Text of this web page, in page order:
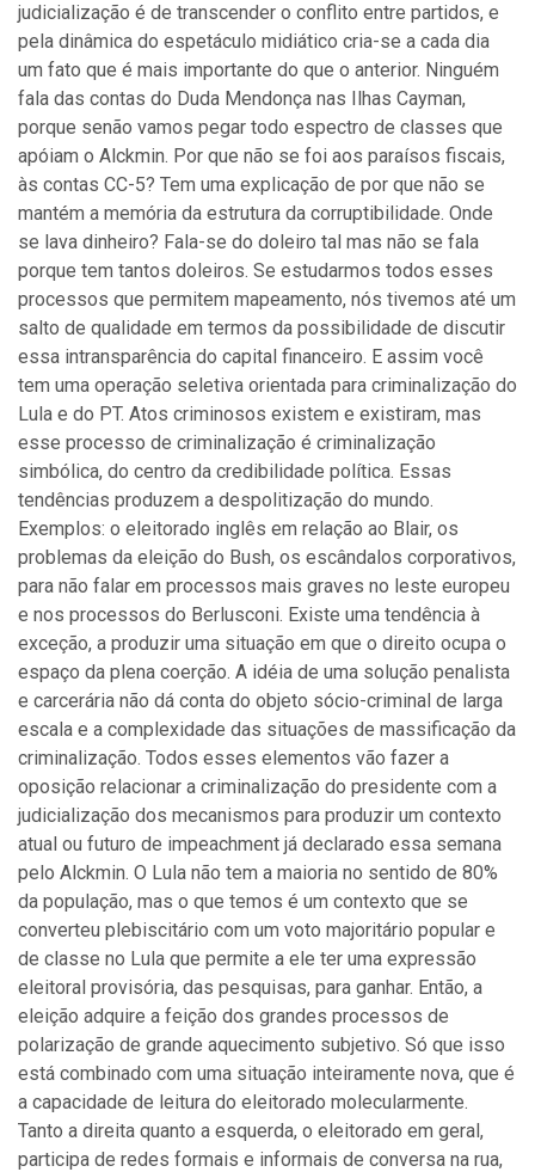
judicialização é de transcender o conflito entre partidos, e
pela dinâmica do espetáculo midiático cria-se a cada dia
um fato que é mais importante do que o anterior. Ninguém
fala das contas do Duda Mendonça nas Ilhas Cayman,
porque senão vamos pegar todo espectro de classes que
apóiam o Alckmin. Por que não se foi aos paraísos fiscais,
às contas CC-5? Tem uma explicação de por que não se
mantém a memória da estrutura da corruptibilidade. Onde
se lava dinheiro? Fala-se do doleiro tal mas não se fala
porque tem tantos doleiros. Se estudarmos todos esses
processos que permitem mapeamento, nós tivemos até um
salto de qualidade em termos da possibilidade de discutir
essa intransparência do capital financeiro. E assim você
tem uma operação seletiva orientada para criminalização do
Lula e do PT. Atos criminosos existem e existiram, mas
esse processo de criminalização é criminalização
simbólica, do centro da credibilidade política. Essas
tendências produzem a despolitização do mundo.
Exemplos: o eleitorado inglês em relação ao Blair, os
problemas da eleição do Bush, os escândalos corporativos,
para não falar em processos mais graves no leste europeu
e nos processos do Berlusconi. Existe uma tendência à
exceção, a produzir uma situação em que o direito ocupa o
espaço da plena coerção. A idéia de uma solução penalista
e carcerária não dá conta do objeto sócio-criminal de larga
escala e a complexidade das situações de massificação da
criminalização. Todos esses elementos vão fazer a
oposição relacionar a criminalização do presidente com a
judicialização dos mecanismos para produzir um contexto
atual ou futuro de impeachment já declarado essa semana
pelo Alckmin. O Lula não tem a maioria no sentido de 80%
da população, mas o que temos é um contexto que se
converteu plebiscitário com um voto majoritário popular e
de classe no Lula que permite a ele ter uma expressão
eleitoral provisória, das pesquisas, para ganhar. Então, a
eleição adquire a feição dos grandes processos de
polarização de grande aquecimento subjetivo. Só que isso
está combinado com uma situação inteiramente nova, que é
a capacidade de leitura do eleitorado molecularmente.
Tanto a direita quanto a esquerda, o eleitorado em geral,
participa de redes formais e informais de conversa na rua,